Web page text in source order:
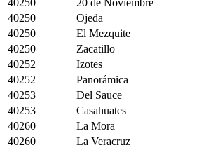
40250
20 de Noviembre
40250
Ojeda
40250
El Mezquite
40250
Zacatillo
40252
Izotes
40252
Panorámica
40253
Del Sauce
40253
Casahuates
40260
La Mora
40260
La Veracruz